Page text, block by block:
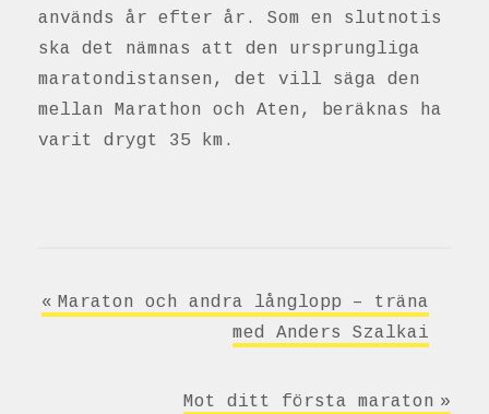
används år efter år. Som en slutnotis
ska det nämnas att den ursprungliga
maratondistansen, det vill säga den
mellan Marathon och Aten, beräknas ha
varit drygt 35 km.
Inläggsnavigering
Maraton och andra långlopp – träna
med Anders Szalkai
Mot ditt första maraton